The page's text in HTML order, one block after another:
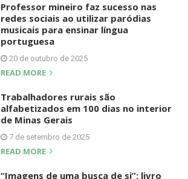
Professor mineiro faz sucesso nas
redes sociais ao utilizar paródias
musicais para ensinar língua
portuguesa
20 de outubro de 2025
READ MORE
Trabalhadores rurais são
alfabetizados em 100 dias no interior
de Minas Gerais
7 de setembro de 2025
READ MORE
“Imagens de uma busca de si”: livro